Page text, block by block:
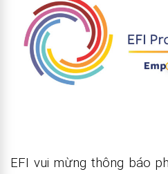
EFI vui mừng thông báo